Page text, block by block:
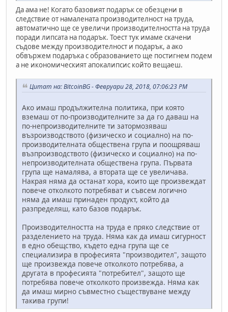
Да ама не! Когато базовият подарък се обезцени в
следствие от намалената производителност на труда,
автоматично ще се увеличи производителността на труда
поради липсата на подарък. Тоест тук имаме скачени
съдове между производителност и подарък, а ако
обвържем подаръка с образованието ще постигнем подем
а не икономическият апокалипсис който вещаеш.
Цитат на: BitcoinBG - Февруари 28, 2018, 07:06:23 PM
Ако имаш продължителна политика, при която
вземаш от по-производителните за да го даваш на
по-непроизводителните ти затормозяваш
възроизводството (физическо и социално) на по-
производителната обществена група и поощряваш
възпроизводството (физическо и социално) на по-
непроизводителната обществена група. Първата
група ще намалява, а втората ще се увеличава.
Накрая няма да останат хора, които ще произвеждат
повече отколкото потребяват и съвсем логично
няма да имаш принаден продукт, който да
разпределяш, като базов подарък.
Производителността на труда е пряко следствие от
разделението на труда. Няма как да имаш сигурност
в едно обещство, където една група ще се
специализира в професията "производител", защото
ще произвежда повече отколкото потребява, а
другата в професията "потребител", защото ще
потребява повече отколкото произвежда. Няма как
да имаш мирно съвместно съществуване между
такива групи!